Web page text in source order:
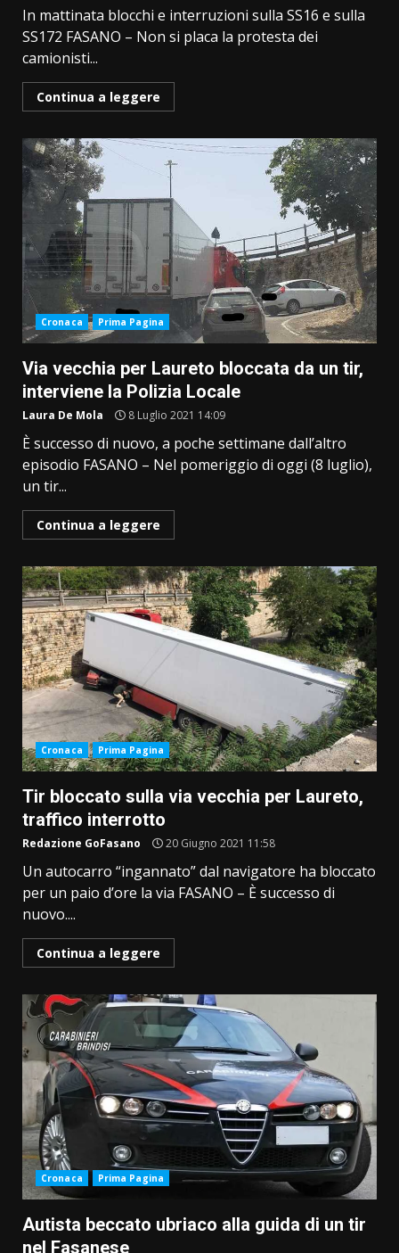
In mattinata blocchi e interruzioni sulla SS16 e sulla
SS172 FASANO – Non si placa la protesta dei
camionisti...
Continua a leggere
Cronaca Prima Pagina
Via vecchia per Laureto bloccata da un tir,
interviene la Polizia Locale
Laura De Mola 8 Luglio 2021 14:09
È successo di nuovo, a poche settimane dall’altro
episodio FASANO – Nel pomeriggio di oggi (8 luglio),
un tir...
Continua a leggere
Cronaca Prima Pagina
Tir bloccato sulla via vecchia per Laureto,
traffico interrotto
Redazione GoFasano 20 Giugno 2021 11:58
Un autocarro “ingannato” dal navigatore ha bloccato
per un paio d’ore la via FASANO – È successo di
nuovo....
Continua a leggere
Cronaca Prima Pagina
Autista beccato ubriaco alla guida di un tir
nel Fasanese